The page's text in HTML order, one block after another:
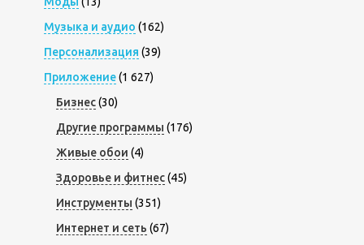
Музыка и аудио (162)
Персонализация (39)
Приложение(1 627)
Бизнес(30)
Другие программы (176)
Живые обои (4)
Здоровье и фитнес(45)
Инструменты (351)
Интернет и сеть (67)